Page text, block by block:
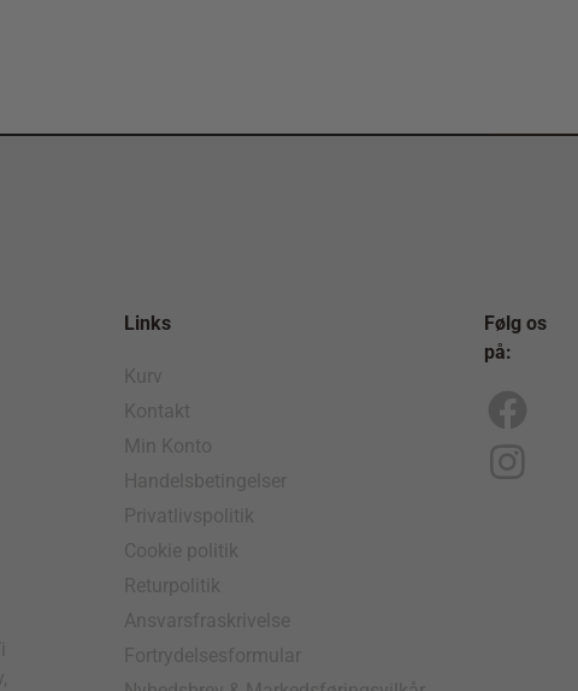
Links
Kurv
Kontakt
Min Konto
Handelsbetingelser
Privatlivspolitik
Cookie politik
Returpolitik
Ansvarsfraskrivelse
Fortrydelsesformular
Følg os
på:
F
a
I
n